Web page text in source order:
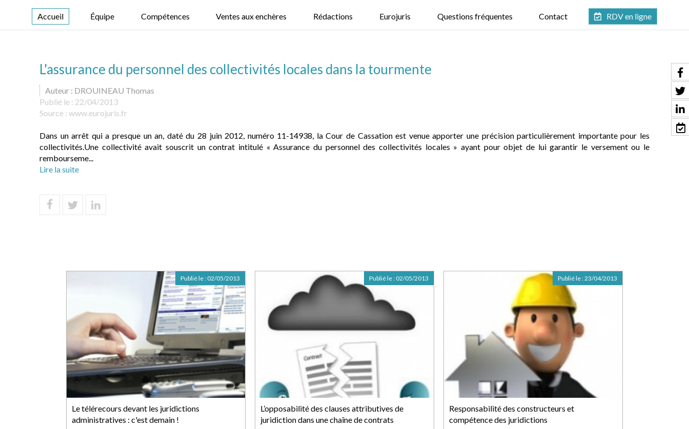
Accueil Équipe Compétences Ventes aux enchères Rédactions Eurojuris Questions fréquentes Contact RDV en ligne
L'assurance du personnel des collectivités locales dans la tourmente
Auteur : DROUINEAU Thomas
Publié le : 22/04/2013
Source : www.eurojuris.fr
Dans un arrêt qui a presque un an, daté du 28 juin 2012, numéro 11-14938, la Cour de Cassation est venue apporter une précision particulièrement importante pour les
collectivités.Une collectivité avait souscrit un contrat intitulé « Assurance du personnel des collectivités locales » ayant pour objet de lui garantir le versement ou le
rembourseme...
Lire la suite
Le télérecours devant les juridictions
administratives : c'est demain !
Publié le : 02/05/2013
L’opposabilité des clauses attributives de
juridiction dans une chaîne de contrats
Publié le : 02/05/2013
Responsabilité des constructeurs et
compétence des juridictions
Publié le :23/04/2013